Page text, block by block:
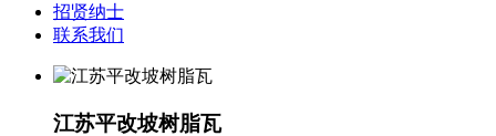
招贤纳士
联系我们
江苏平改坡树脂瓦